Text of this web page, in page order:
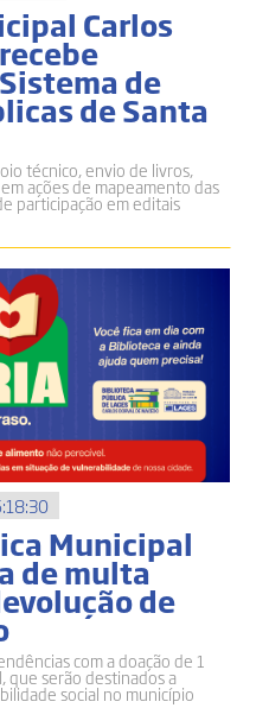
Carlos
de
de Santa
técnico, envio de livros,
ações de mapeamento das
participação em editais
Municipal
de multa
de
com a doação de 1
que serão destinados a
social no município